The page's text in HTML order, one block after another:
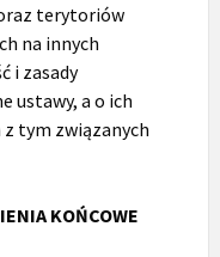
terytoriów
na innych
i zasady
ustawy, a o ich
z tym związanych
KOŃCOWE